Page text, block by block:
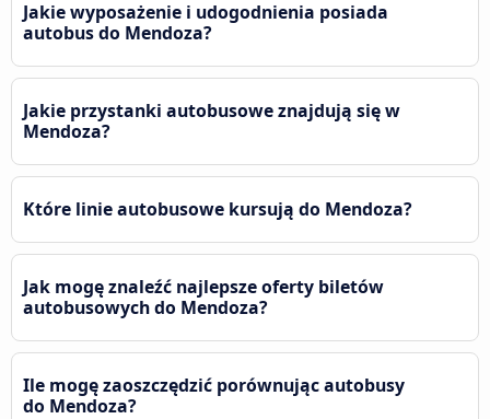
Jakie wyposażenie i udogodnienia posiada
autobus do Mendoza?
Jakie przystanki autobusowe znajdują się w
Mendoza?
Które linie autobusowe kursują do Mendoza?
Jak mogę znaleźć najlepsze oferty biletów
autobusowych do Mendoza?
Ile mogę zaoszczędzić porównując autobusy
do Mendoza?